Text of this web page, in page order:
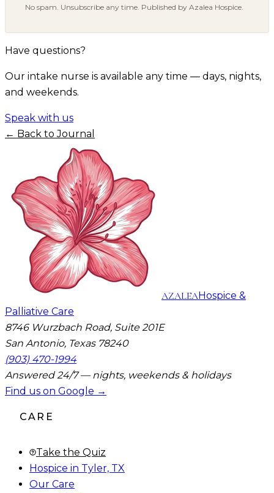
No spam. Unsubscribe any time. Published by Azalea Hospice.
Have questions?
Our intake nurse is available any time — days, nights,
and weekends.
Speak with us
← Back to Journal
AZALEAHospice &
Palliative Care
8746 Wurzbach Road, Suite 201E
San Antonio, Texas 78240
(903) 470-1994
Answered 24/7 — nights, weekends & holidays
Find us on Google →
CARE
Take the Quiz
Hospice in Tyler, TX
Our Care